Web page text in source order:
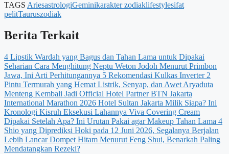
TAGS AriesastrologiGeminikarakter zodiaklifestylesifat
pelitTauruszodiak
Berita Terkait
4 Lipstik Wardah yang Bagus dan Tahan Lama untuk Dipakai
Seharian Cara Menghitung Neptu Weton Jodoh Menurut Primbon
Jawa, Ini Arti Perhitungannya 5 Rekomendasi Kulkas Inverter 2
Pintu Termurah yang Hemat Listrik, Senyap, dan Awet Aryaduta
Menteng Kembali Jadi Official Hotel Partner BTN Jakarta
International Marathon 2026 Hotel Sultan Jakarta Milik Siapa? Ini
Kronologi Kisruh Eksekusi Lahannya Viva Covering Cream
Dipakai Setelah Apa? Ini Urutan Pakai agar Makeup Tahan Lama 4
Shio yang Diprediksi Hoki pada 12 Juni 2026, Segalanya Berjalan
Lebih LancarDompet Hitam Menurut Feng Shui, Benarkah Paling
Mendatangkan Rezeki?